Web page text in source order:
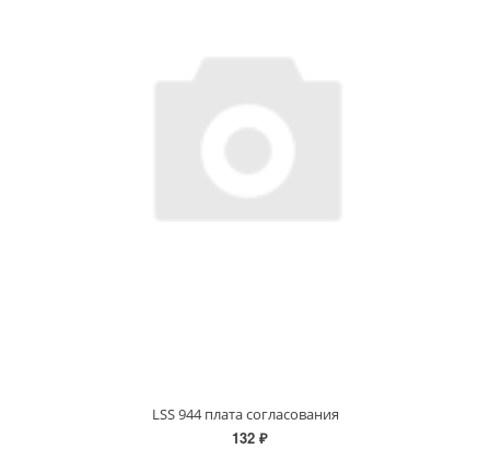
LSS 944 плата согласования
132 ₽